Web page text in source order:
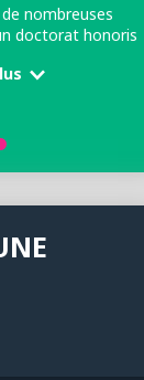
nombreuses
doctorat honoris
» du Collège des
autistes.